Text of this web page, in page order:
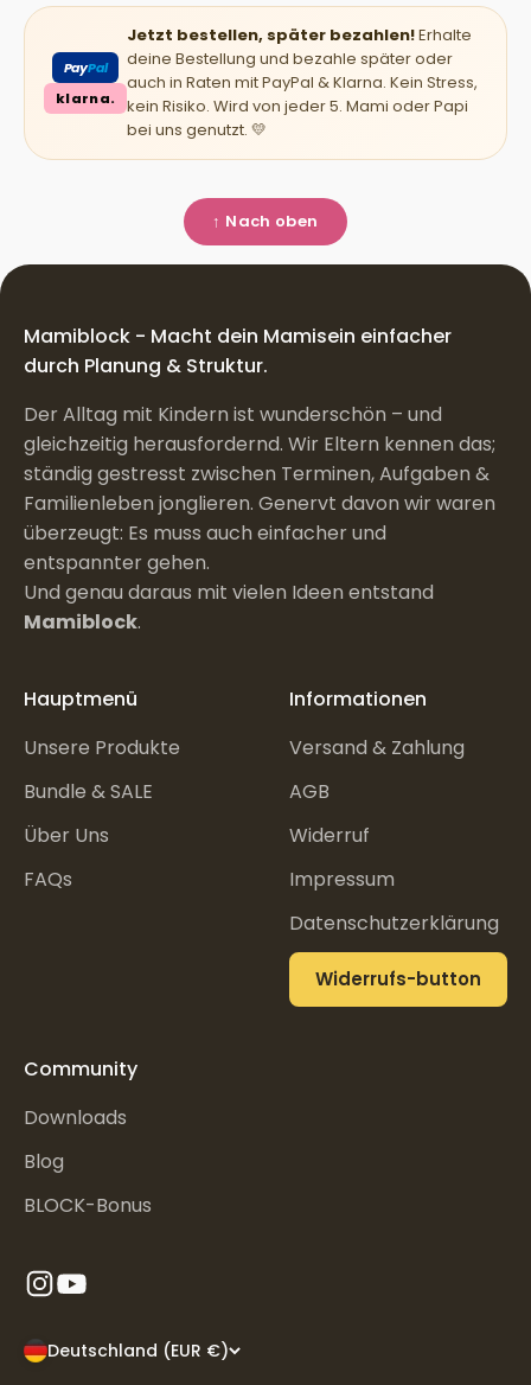
PayPal
klarna.
Jetzt bestellen, später bezahlen!Erhalte
deine Bestellung und bezahle später oder
auch in Raten mit PayPal & Klarna. Kein Stress,
kein Risiko. Wird von jeder 5. Mami oder Papi
bei uns genutzt. 💛
↑ Nach oben
Mamiblock - Macht dein Mamisein einfacher
durch Planung & Struktur.
Der Alltag mit Kindern ist wunderschön – und
gleichzeitig herausfordernd. Wir Eltern kennen das;
ständig gestresst zwischen Terminen, Aufgaben &
Familienleben jonglieren. Genervt davon wir waren
überzeugt: Es muss auch einfacher und
entspannter gehen.
Und genau daraus mit vielen Ideen entstand
Mamiblock.
Hauptmenü
Unsere Produkte
Bundle & SALE
Über Uns
FAQs
Informationen
Versand & Zahlung
AGB
Widerruf
Impressum
Datenschutzerklärung
Widerrufs-button
Community
Downloads
Blog
BLOCK-Bonus
Deutschland (EUR €)